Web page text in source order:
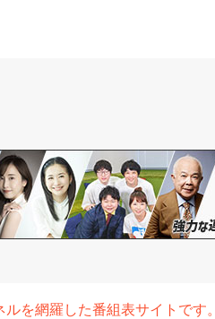
を網羅した番組表サイトです。